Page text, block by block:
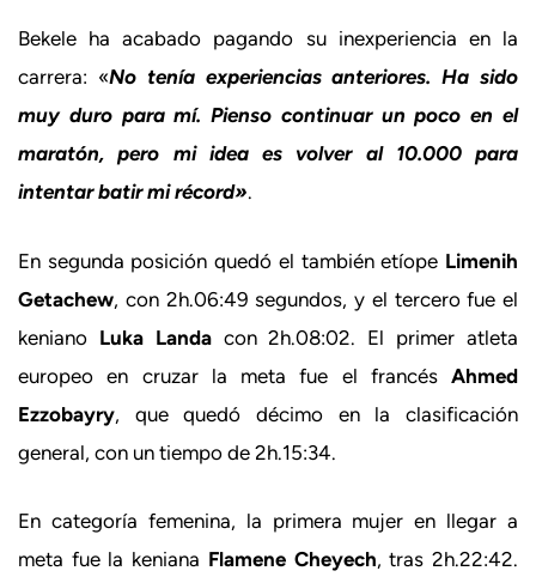
Bekele ha acabado pagando su inexperiencia en la
carrera: «No tenía experiencias anteriores. Ha sido
muy duro para mí. Pienso continuar un poco en el
maratón, pero mi idea es volver al 10.000 para
intentar batir mi récord».
En segunda posición quedó el también etíope Limenih
Getachew, con 2h.06:49 segundos, y el tercero fue el
keniano Luka Landacon 2h.08:02. El primer atleta
europeo en cruzar la meta fue el francés Ahmed
Ezzobayry, que quedó décimo en la clasificación
general, con un tiempo de 2h.15:34.
En categoría femenina, la primera mujer en llegar a
meta fue la keniana Flamene Cheyech, tras 2h.22:42.